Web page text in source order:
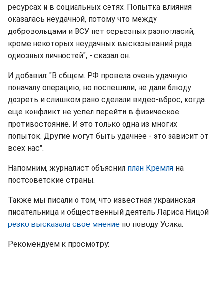
ресурсах и в социальных сетях. Попытка влияния
оказалась неудачной, потому что между
добровольцами и ВСУ нет серьезных разногласий,
кроме некоторых неудачных высказываний ряда
одиозных личностей", - сказал он.
И добавил: "В общем. РФ провела очень удачную
поначалу операцию, но поспешили, не дали блюду
дозреть и слишком рано сделали видео-вброс, когда
еще конфликт не успел перейти в физическое
противостояние. И это только одна из многих
попыток. Другие могут быть удачнее - это зависит от
всех нас".
Напомним, журналист объяснил план Кремля на
постсоветские страны.
Также мы писали о том, что известная украинская
писательница и общественный деятель Лариса Ницой
резко высказала свое мнение по поводу Усика.
Рекомендуем к просмотру: